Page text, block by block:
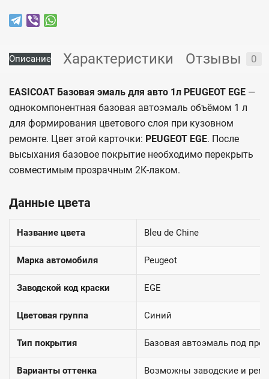
Описание Характеристики Отзывы 0
EASICOAT Базовая эмаль для авто 1л PEUGEOT EGE —
однокомпонентная базовая автоэмаль объёмом 1 л
для формирования цветового слоя при кузовном
ремонте. Цвет этой карточки: PEUGEOT EGE. После
высыхания базовое покрытие необходимо перекрыть
совместимым прозрачным 2К-лаком.
Данные цвета
Название цвета Bleu de Chine
Марка автомобиля Peugeot
Заводской код краски EGE
Цветовая группа Синий
Тип покрытия Базовая автоэмаль под
Варианты оттенка
Возможны заводские и